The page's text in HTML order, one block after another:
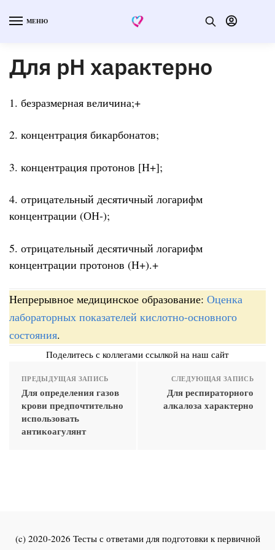
МЕНЮ
Для рН характерно
1. безразмерная величина;+
2. концентрация бикарбонатов;
3. концентрация протонов [Н+];
4. отрицательный десятичный логарифм
концентрации (ОН-);
5. отрицательный десятичный логарифм
концентрации протонов (Н+).+
Непрерывное медицинское образование: Оценка
лабораторных показателей кислотно-основного
состояния.
Поделитесь с коллегами ссылкой на наш сайт
ПРЕДЫДУЩАЯ ЗАПИСЬ
Для определения газов
крови предпочтительно
использовать
антикоагулянт
СЛЕДУЮЩАЯ ЗАПИСЬ
Для респираторного
алкалоза характерно
(c) 2020-2026 Тесты с ответами для подготовки к первичной